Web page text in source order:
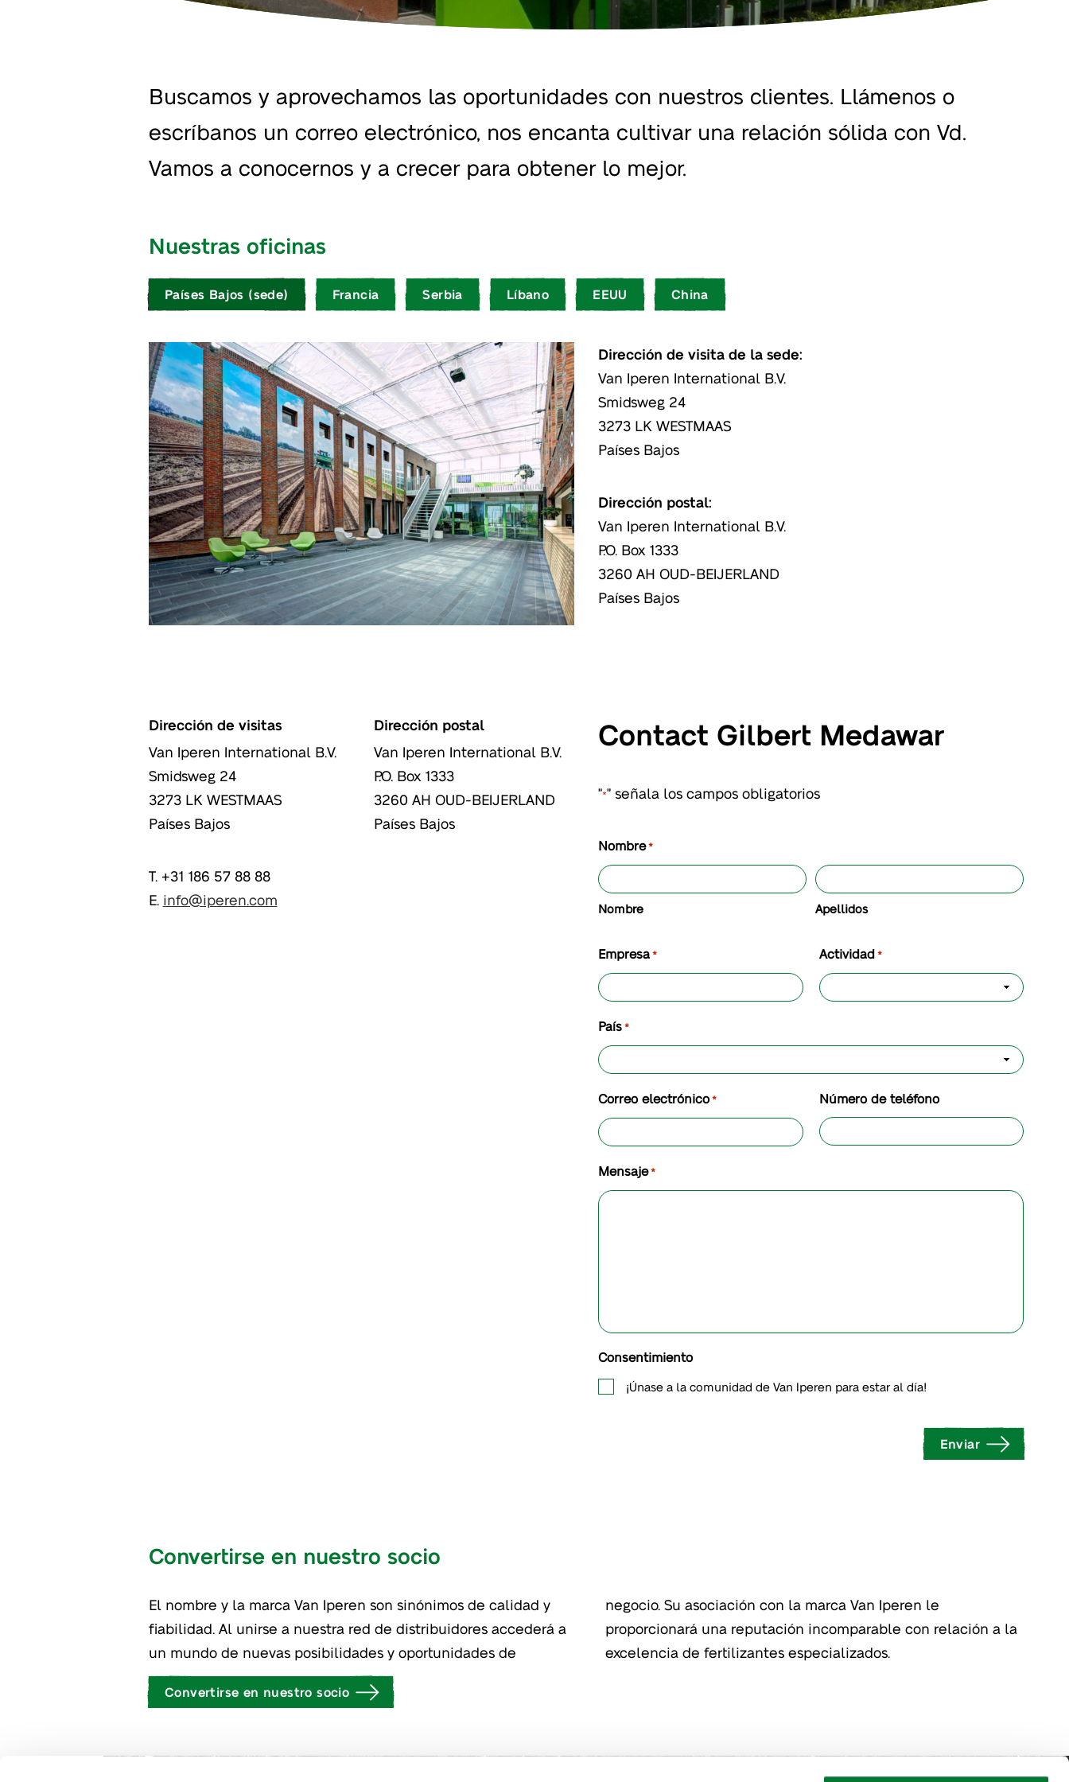
Buscamos y aprovechamos las oportunidades con nuestros clientes. Llámenos o
escríbanos un correo electrónico, nos encanta cultivar una relación sólida con Vd.
Vamos a conocernos y a crecer para obtener lo mejor.
Nuestras oficinas
Países Bajos (sede) Francia Serbia Líbano EEUU China
Dirección de visita de la sede:
Van Iperen International B.V.
Smidsweg 24
3273 LK WESTMAAS
Países Bajos
Dirección postal:
Van Iperen International B.V.
P.O. Box 1333
3260 AH OUD-BEIJERLAND
Países Bajos
Dirección de visitas
Van Iperen International B.V.
Smidsweg 24
3273 LK WESTMAAS
Países Bajos
Dirección postal
Van Iperen International B.V.
P.O. Box 1333
3260 AH OUD-BEIJERLAND
Países Bajos
T. +31 186 57 88 88
E. info@iperen.com
Contact Gilbert Medawar
"*" señala los campos obligatorios
Nombre *
Nombre Apellidos
Empresa * Actividad *
País *
Correo electrónico * Número de teléfono
Mensaje *
Consentimiento
¡Únase a la comunidad de Van Iperen para estar al día!
Enviar
Convertirse en nuestro socio
El nombre y la marca Van Iperen son sinónimos de calidad y
fiabilidad. Al unirse a nuestra red de distribuidores accederá a
un mundo de nuevas posibilidades y oportunidades de
negocio. Su asociación con la marca Van Iperen le
proporcionará una reputación incomparable con relación a la
excelencia de fertilizantes especializados.
Convertirse en nuestro socio